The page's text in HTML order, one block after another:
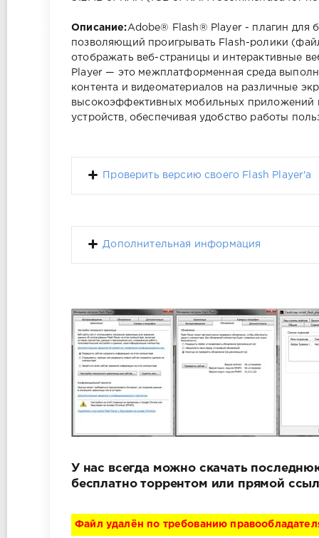
Описание:Adobe® Flash® Player - плагин для
позволяющий проигрывать Flash-ролики
отображать веб-страницы и интерактивные
Player — это межплатформенная среда
контента и видеоматериалов на различные
высокоэффективных мобильных приложений
устройств, обеспечивая удобство работы
Проверить версию своего Flash Player'а
Дополнительная информация
У нас всегда можно скачать
бесплатно торрентом или прямой
Файл удалён по требованию